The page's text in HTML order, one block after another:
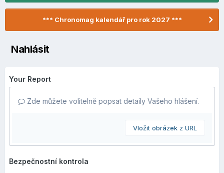
*** Chronomag kalendář pro rok 2027 ***
Nahlásit
Your Report
Zde můžete volitelně popsat detaily Vašeho hlášení.
Vložit obrázek z URL
Bezpečnostní kontrola